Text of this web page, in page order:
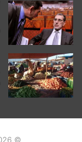
© 2026جميع الحقوق محفوضة |